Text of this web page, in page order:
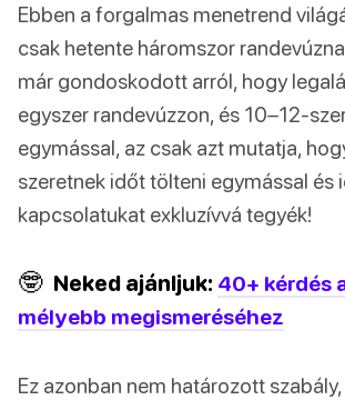
Ebben a forgalmas menetrend
csak hetente háromszor
már gondoskodott arról, hogy
egyszer randevúzzon, és 10–12-
egymással, az csak azt mutatja,
szeretnek időt tölteni egymással és
kapcsolatukat exkluzívvá tegyék!
🤓 Neked ajánljuk: 40+ kérdés
mélyebb megismeréséhez
Ez azonban nem határozott